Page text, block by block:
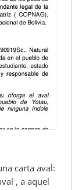
carta aval:
, a aquel